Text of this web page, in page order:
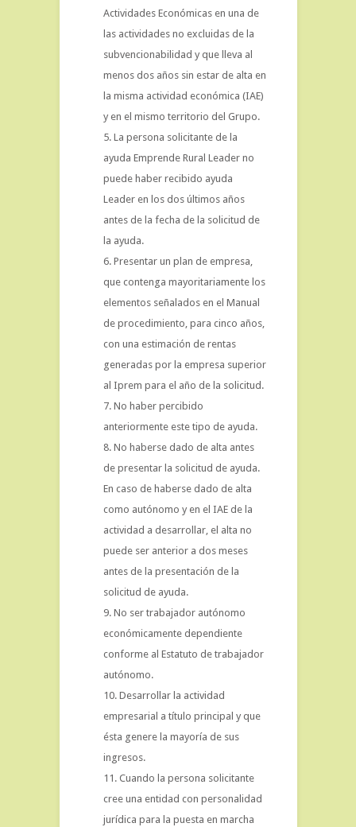
Actividades Económicas en una de
las actividades no excluidas de la
subvencionabilidad y que lleva al
menos dos años sin estar de alta en
la misma actividad económica (IAE)
y en el mismo territorio del Grupo.
La persona solicitante de la
ayuda Emprende Rural Leader no
puede haber recibido ayuda
Leader en los dos últimos años
antes de la fecha de la solicitud de
la ayuda.
Presentar un plan de empresa,
que contenga mayoritariamente los
elementos señalados en el Manual
de procedimiento, para cinco años,
con una estimación de rentas
generadas por la empresa superior
al Iprem para el año de la solicitud.
No haber percibido
anteriormente este tipo de ayuda.
No haberse dado de alta antes
de presentar la solicitud de ayuda.
En caso de haberse dado de alta
como autónomo y en el IAE de la
actividad a desarrollar, el alta no
puede ser anterior a dos meses
antes de la presentación de la
solicitud de ayuda.
No ser trabajador autónomo
económicamente dependiente
conforme al Estatuto de trabajador
autónomo.
Desarrollar la actividad
empresarial a título principal y que
ésta genere la mayoría de sus
ingresos.
Cuando la persona solicitante
cree una entidad con personalidad
jurídica para la puesta en marcha